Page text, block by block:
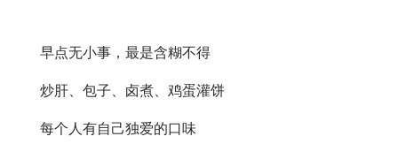
早点无小事，最是含糊不得
炒肝、包子、卤煮、鸡蛋灌饼
每个人有自己独爱的口味